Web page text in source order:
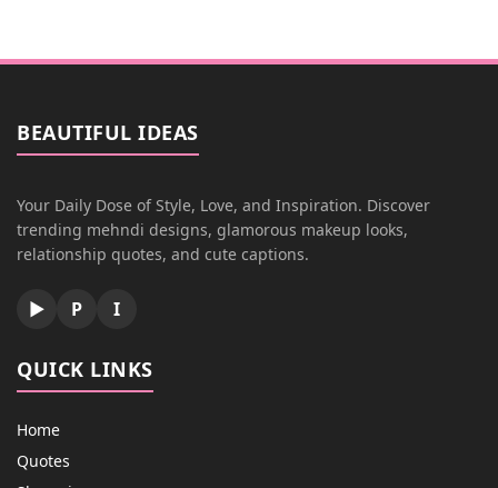
BEAUTIFUL IDEAS
Your Daily Dose of Style, Love, and Inspiration. Discover
trending mehndi designs, glamorous makeup looks,
relationship quotes, and cute captions.
▶ P I
QUICK LINKS
Home
Quotes